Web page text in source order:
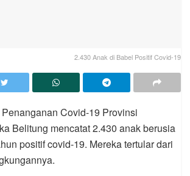
2.430 Anak di Babel Positif Covid-19
Covid-19 Provinsi
Belitung mencatat 2.430 anak berusia
positif covid-19. Mereka tertular dari